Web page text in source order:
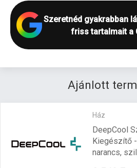
Szeretnéd gyakrabban
friss tartalmait a
Ajánlott
Ház
DeepCool
Kiegészítő
narancs,